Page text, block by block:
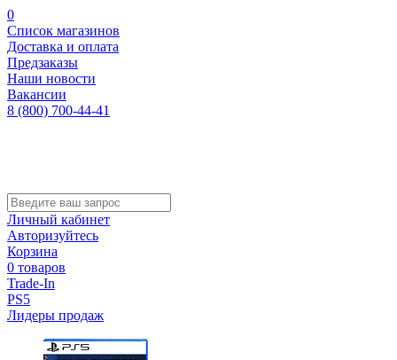
0
Список магазинов
Доставка и оплата
Предзаказы
Наши новости
Вакансии
8 (800) 700-44-41
Личный кабинет
Авторизуйтесь
Корзина
0 товаров
Trade-In
PS5
Лидеры продаж